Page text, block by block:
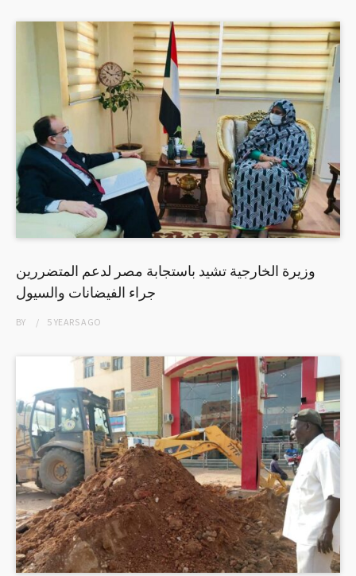
وزيرة الخارجية تشيد باستجابة مصر لدعم المتضررين
جراء الفيضانات والسيول
BY 5 YEARSAGO